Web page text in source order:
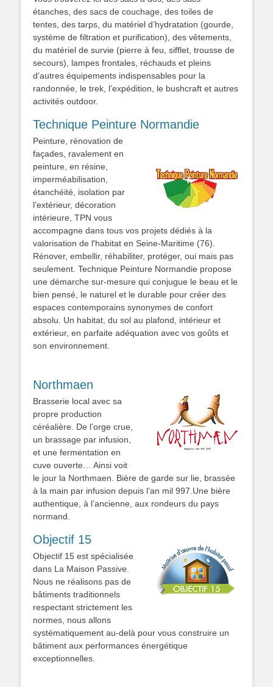
étanches, des sacs de couchage, des toiles de
tentes, des tarps, du matériel d’hydratation (gourde,
système de filtration et purification), des vêtements,
du matériel de survie (pierre à feu, sifflet, trousse de
secours), lampes frontales, réchauds et pleins
d’autres équipements indispensables pour la
randonnée, le trek, l’expédition, le bushcraft et autres
activités outdoor.
Technique Peinture Normandie
Peinture, rénovation de
façades, ravalement en
peinture, en résine,
imperméabilisation,
étanchéité, isolation par
l’extérieur, décoration
intérieure, TPN vous
accompagne dans tous vos projets dédiés à la
valorisation de l′habitat en Seine-Maritime (76).
Rénover, embellir, réhabiliter, protéger, oui mais pas
seulement. Technique Peinture Normandie propose
une démarche sur-mesure qui conjugue le beau et le
bien pensé, le naturel et le durable pour créer des
espaces contemporains synonymes de confort
absolu. Un habitat, du sol au plafond, intérieur et
extérieur, en parfaite adéquation avec vos goûts et
son environnement.
Northmaen
Brasserie local avec sa
propre production
céréalière. De l’orge crue,
un brassage par infusion,
et une fermentation en
cuve ouverte… Ainsi voit
le jour la Northmaen. Bière de garde sur lie, brassée
à la main par infusion depuis l’an mil 997.Une bière
authentique, à l’ancienne, aux rondeurs du pays
normand.
Objectif 15
Objectif 15 est spécialisée
dans La Maison Passive.
Nous ne réalisons pas de
bâtiments traditionnels
respectant strictement les
normes, nous allons
systématiquement au-delà pour vous construire un
bâtiment aux performances énergétique
exceptionnelles.